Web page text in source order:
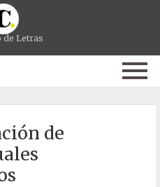
de Letras
de